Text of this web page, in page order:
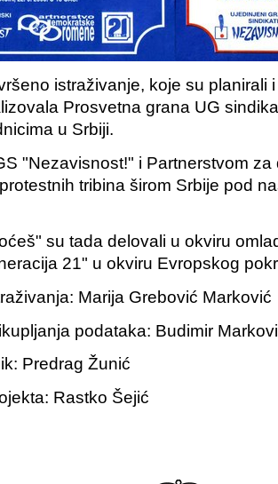
istraživanje, koje su planirali
Prosvetna grana UG
u Srbiji.
"Nezavisnost!" i Partnerstvom
tribina širom Srbije pod
su tada delovali u okviru
21" u okviru Evropskog
Marija Grebović Marković
podataka: Budimir
Predrag Žunić
Rastko Šejić